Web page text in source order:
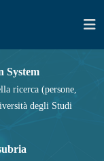
System
ricerca (persone,
degli Studi